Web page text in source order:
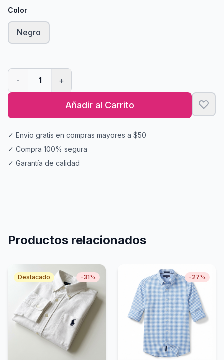
Color
Negro
- 1 +
Añadir al Carrito
✓ Envío gratis en compras mayores a $50
✓ Compra 100% segura
✓ Garantía de calidad
Productos relacionados
Destacado -31% -27%